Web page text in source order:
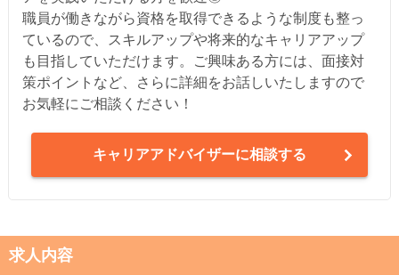
職員が働きながら資格を取得できるような制度も整っ
ているので、スキルアップや将来的なキャリアアップ
も目指していただけます。ご興味ある方には、面接対
策ポイントなど、さらに詳細をお話しいたしますので
お気軽にご相談ください！
キャリアアドバイザーに相談する
求人内容